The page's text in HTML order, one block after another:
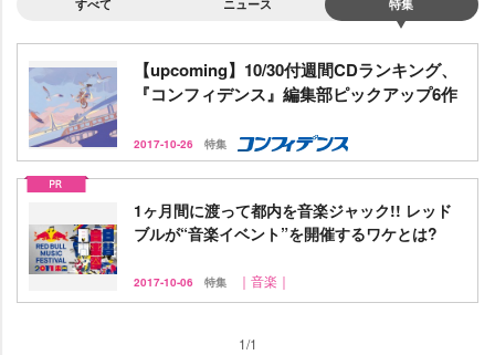
すべて ニュース 特集
【upcoming】10/30付週間CDランキング、
『コンフィデンス』編集部ピックアップ6作
2017-10-26 特集
1ヶ月間に渡って都内を音楽ジャック!! レッド
ブルが“音楽イベント”を開催するワケとは?
2017-10-06 特集 ｜音楽｜
1/1